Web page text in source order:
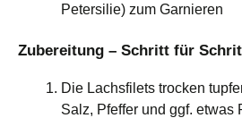
Petersilie) zum Garnieren
Zubereitung – Schritt für
Die Lachsfilets trocken
Salz, Pfeffer und ggf. etwas